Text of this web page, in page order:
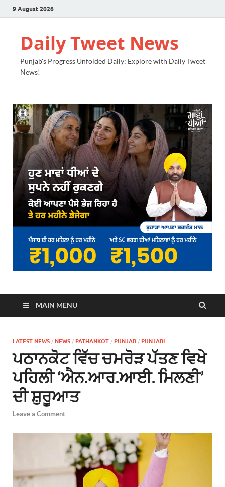
9 August 2026
Daily Tweet News
Punjab's Progress Unfolded Daily: Explore with Daily Tweet
News!
MAIN MENU
LATEST NEWS / NEWS / PATHANKOT / PUNJAB / PUNJABI
ਪਠਾਨਕੋਟ ਵਿੱਚ ਚਮਰੋੜ ਪੱਤਣ ਵਿਖੇ
ਪਹਿਲੀ ‘ਐਨ.ਆਰ.ਆਈ. ਮਿਲਣੀ’
ਦੀ ਸ਼ੁਰੂਆਤ
Leave a Comment